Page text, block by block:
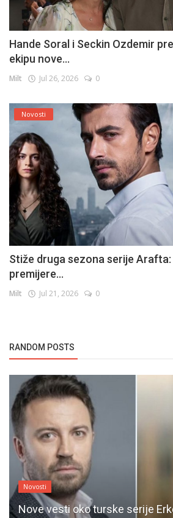
Hande Soral i Seckin Ozdemir
ekipu nove...
Milt Jul 26, 2026 0
Novosti
Stiže druga sezona serije
premijere...
Milt Jul 21, 2026 0
RANDOM POSTS
Novosti
Nove vesti oko turske serije